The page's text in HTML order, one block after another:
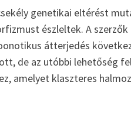
genetikai eltérést
észleltek. A szerzők
átterjedés
de az utóbbi lehetőség
amelyet klaszteres